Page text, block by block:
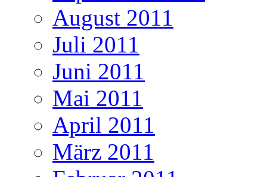
August 2011
Juli 2011
Juni 2011
Mai 2011
April 2011
März 2011